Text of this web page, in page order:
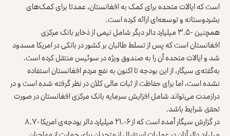
است که ایالات متحده برای کمک به افغانستان، عمدتا برای کمک‌های
بشردوستانه و توسعه‌ای ارائه کرده است.
همچنین ۳.۵۰ میلیارد دالر دیگر شامل نیمی از ذخایر بانک مرکزی
افغانستان است که پس از تسلط طالبان بر کشور در بانکی در امریکا مسدود
شد و ایالات متحده آن را به صندوق ویژه در سوئیس منتقل کرده است.
به‌گفته‌ی سیگار، از این بودجه تا اکنون به نفع مردم افغانستان استفاده
نشده است، اما برای حفاظت از ثبات مالی کلان در نظر گرفته شده است و در
درازمدت می‌تواند شامل افزایش سرمایه بانک مرکزی افغانستان در صورت
تحقق شرایط باشد.
در گزارش سیگار آمده است که از ۲۱.۰۶ میلیارد دالر بودجه‌ی امریکا ۸.۷۰